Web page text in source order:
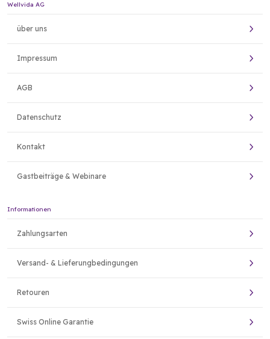
Wellvida AG
über uns
Impressum
AGB
Datenschutz
Kontakt
Gastbeiträge & Webinare
Informationen
Zahlungsarten
Versand- & Lieferungbedingungen
Retouren
Swiss Online Garantie